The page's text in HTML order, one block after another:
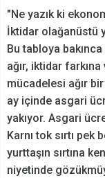
"Ne yazık ki
İktidar olağanüstü
Bu tabloya
ağır, iktidar
mücadelesi ağır
ay içinde asgari
yakıyor. Asgari
Karnı tok sırtı
yurttaşın sırtına
niyetinde